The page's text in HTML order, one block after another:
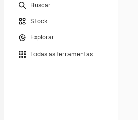
Buscar
Stock
Explorar
Todas as ferramentas